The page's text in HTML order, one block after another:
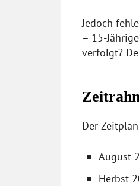
Jedoch
– 15-
verfolgt?
Der
August
Herbst